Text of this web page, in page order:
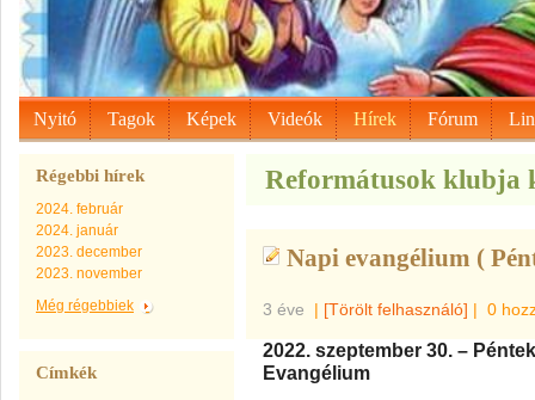
Nyitó Tagok Képek Videók Hírek Fórum
Régebbi hírek
2024. február
2024. január
2023. december
2023. november
Még régebbiek
Címkék
Reformátusok klubja
Napi evangélium (
3 éve | [Törölt felhasználó] | 0
2022. szeptember 30. – Péntek
Evangélium